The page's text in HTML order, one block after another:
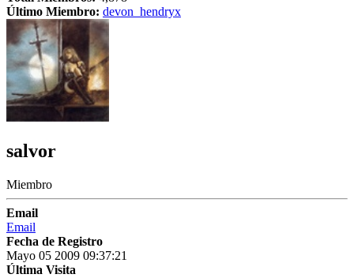
Último Miembro: devon_hendryx
salvor
Miembro
Email
Email
Fecha de Registro
Mayo 05 2009 09:37:21
Última Visita